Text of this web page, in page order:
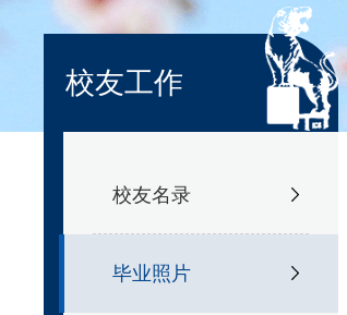
校友工作
校友名录
毕业照片